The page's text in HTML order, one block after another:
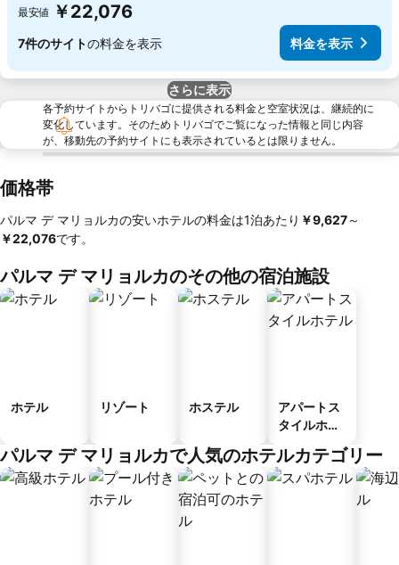
最安値 ￥22,076
7件のサイトの料金を表示 料金を表示
さらに表示
各予約サイトからトリバゴに提供される料金と空室状況は、継続的に
変化しています。そのためトリバゴでご覧になった情報と同じ内容
が、移動先の予約サイトにも表示されているとは限りません。
価格帯
パルマ デ マリョルカの安いホテルの料金は1泊あたり ‎￥9,627～
￥22,076です。
パルマ デ マリョルカのその他の宿泊施設
ホテル リゾート ホステル
アパートス
タイルホテ
パルマ デ マリョルカで人気のホテルカテゴリー